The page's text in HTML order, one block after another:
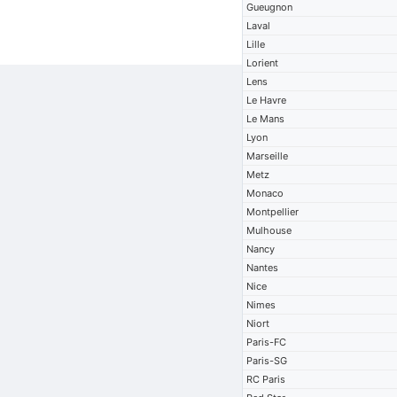
Gueugnon
Laval
Lille
Lorient
Lens
Le Havre
Le Mans
Lyon
Marseille
Metz
Monaco
Montpellier
Mulhouse
Nancy
Nantes
Nice
Nimes
Niort
Paris-FC
Paris-SG
RC Paris